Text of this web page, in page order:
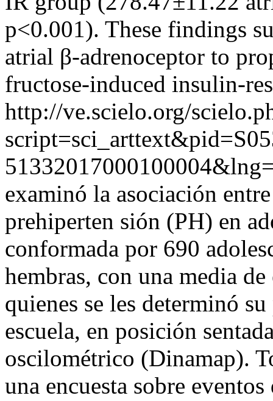
p<0.001). These findings
atrial β-adrenoceptor to
fructose-induced insulin-
http://ve.scielo.org/
examinó la asociación
prehiperten sión (PH) en
conformada por 690
hembras, con una media
quienes se les determinó
escuela, en posición
oscilométrico (Dinamap).
una encuesta sobre